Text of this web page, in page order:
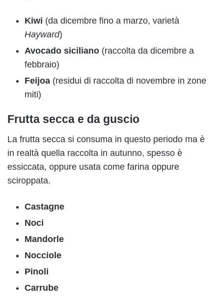
Kiwi (da dicembre fino a marzo, varietà
Hayward)
Avocado siciliano (raccolta da dicembre a
febbraio)
Feijoa (residui di raccolta di novembre in zone
miti)
Frutta secca e da guscio
La frutta secca si consuma in questo periodo ma è
in realtà quella raccolta in autunno, spesso è
essiccata, oppure usata come farina oppure
sciroppata.
Castagne
Noci
Mandorle
Nocciole
Pinoli
Carrube